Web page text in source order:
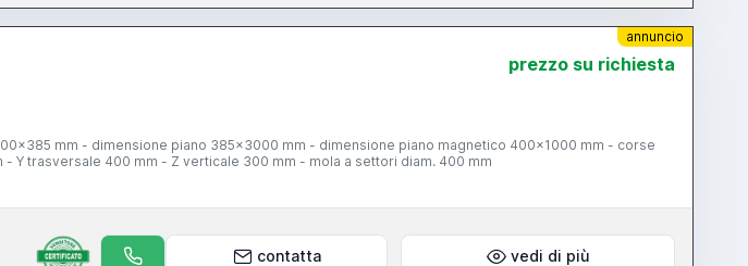
annuncio
prezzo su richiesta
mm - dimensione piano 385x3000 mm - dimensione piano magnetico 400x1000 mm - corse
- Y trasversale 400 mm - Z verticale 300 mm - mola a settori diam. 400 mm
contatta vedi di più